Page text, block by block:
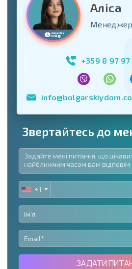
Аліса
Менеджер
+359 8 97
Звертайтесь до
UNITED
STATES
+1
+1
ЗАДАТИ